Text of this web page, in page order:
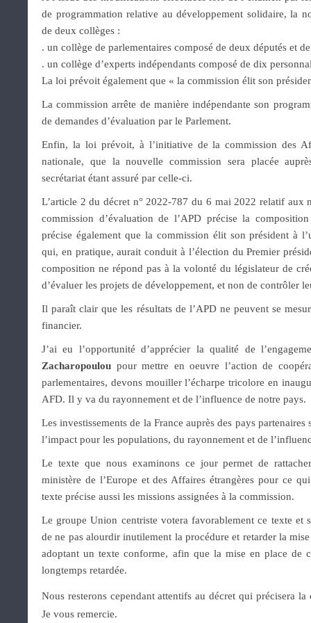
de programmation relative au développement solidaire, la
de deux collèges :
. un collège de parlementaires composé de deux députés et
. un collège d’experts indépendants composé de dix
La loi prévoit également que « la commission élit son
La commission arrête de manière indépendante son
de demandes d’évaluation par le Parlement.
Enfin, la loi prévoit, à l’initiative de la commission des
nationale, que la nouvelle commission sera placée
secrétariat étant assuré par celle-ci.
L’article 2 du décret n° 2022-787 du 6 mai 2022 relatif aux
commission d’évaluation de l’APD précise la
précise également que la commission élit son président à
qui, en pratique, aurait conduit à l’élection du Premier
composition ne répond pas à la volonté du législateur de
d’évaluer les projets de développement, et non de contrôler
Il paraît clair que les résultats de l’APD ne peuvent se
financier.
J’ai eu l’opportunité d’apprécier la qualité de
Zacharopoulou pour mettre en oeuvre l’action de
parlementaires, devons mouiller l’écharpe tricolore en
AFD. Il y va du rayonnement et de l’influence de notre pays.
Les investissements de la France auprès des pays partenaires
l’impact pour les populations, du rayonnement et de
Le texte que nous examinons ce jour permet de
ministère de l’Europe et des Affaires étrangères pour ce
texte précise aussi les missions assignées à la commission.
Le groupe Union centriste votera favorablement ce texte et
de ne pas alourdir inutilement la procédure et retarder la
adoptant un texte conforme, afin que la mise en place de
longtemps retardée.
Nous resterons cependant attentifs au décret qui précisera
Je vous remercie.